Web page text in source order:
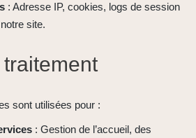
: Adresse IP, cookies, logs de session
site.
sont utilisées pour :
: Gestion de l’accueil, des